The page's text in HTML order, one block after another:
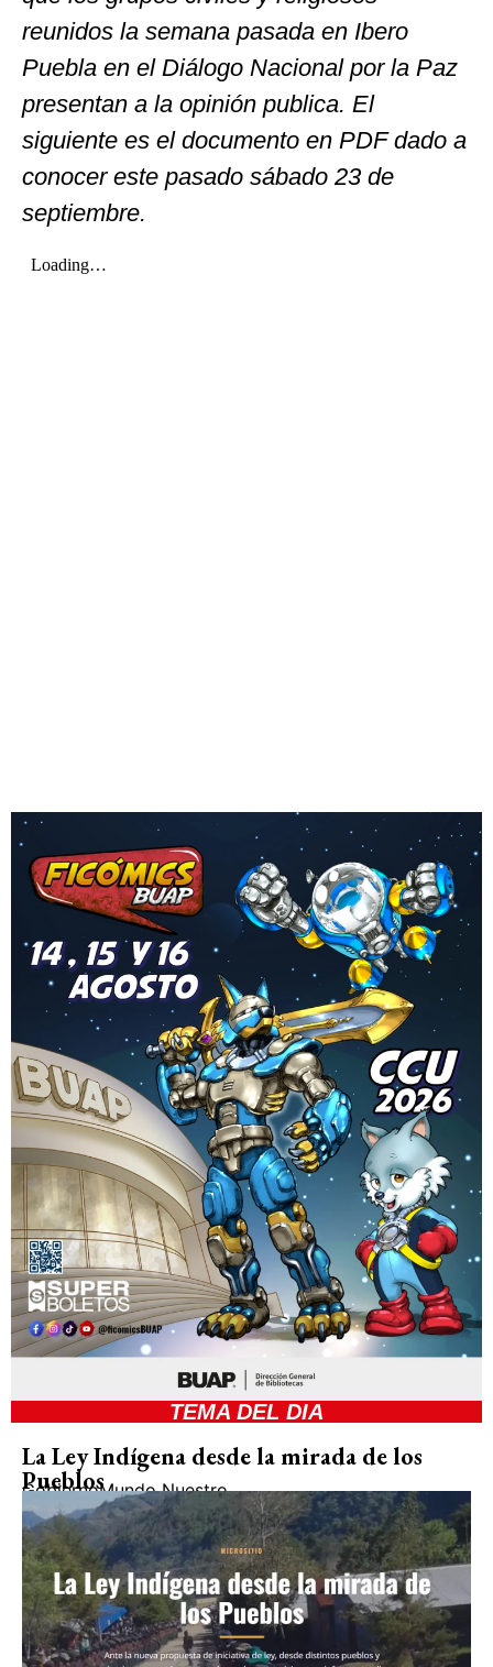
reunidos la semana pasada en Ibero
Puebla en el Diálogo Nacional por la Paz
presentan a la opinión publica. El
siguiente es el documento en PDF dado a
conocer este pasado sábado 23 de
septiembre.
TEMA DEL DIA
La Ley Indígena desde la mirada de los
Pueblos
GobiernoMundo Nuestro